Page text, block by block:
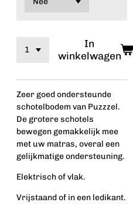
In
winkelwagen
Zeer goed ondersteunde
schotelbodem van Puzzzel.
De grotere schotels
bewegen gemakkelijk mee
met uw matras, overal een
gelijkmatige ondersteuning.
Elektrisch of vlak.
Vrijstaand of in een ledikant.